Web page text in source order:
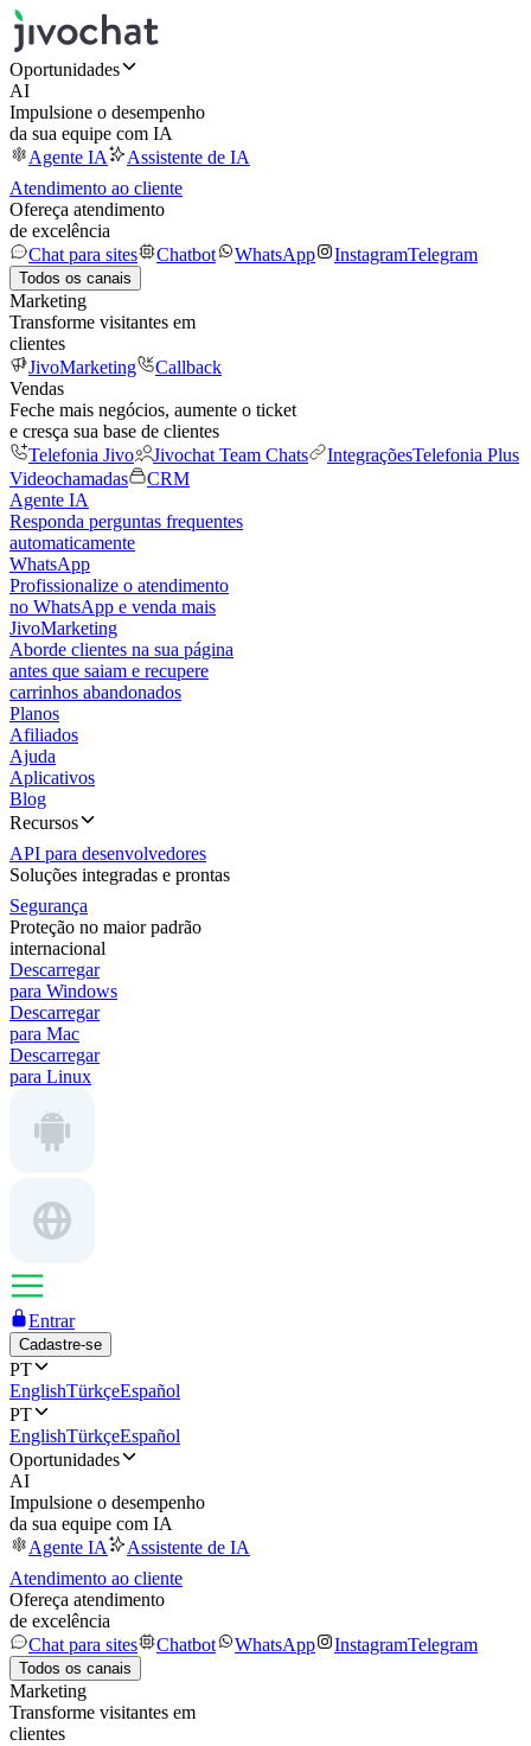
Oportunidades
AI
Impulsione o desempenho
da sua equipe com IA
Agente IA
Assistente de IA
Atendimento ao cliente
Ofereça atendimento
de excelência
Chat para sites
Chatbot WhatsApp InstagramTelegram
Todos os canais
Marketing
Transforme visitantes em
clientes
JivoMarketing
Callback
Vendas
Feche mais negócios, aumente o ticket
e cresça sua base de clientes
Telefonia Jivo
Jivochat Team Chats IntegraçõesTelefonia Plus
Videochamadas
CRM
Agente IA
Responda perguntas frequentes
automaticamente
WhatsApp
Profissionalize o atendimento
no WhatsApp e venda mais
JivoMarketing
Aborde clientes na sua página
antes que saiam e recupere
carrinhos abandonados
Planos
Afiliados
Ajuda
Aplicativos
Blog
Recursos
API para desenvolvedores
Soluções integradas e prontas
Segurança
Proteção no maior padrão
internacional
Descarregar
para Windows
Descarregar
para Mac
Descarregar
para Linux
Entrar
Cadastre-se
PT
EnglishTürkçeEspañol
PT
EnglishTürkçeEspañol
Oportunidades
AI
Impulsione o desempenho
da sua equipe com IA
Agente IA
Assistente de IA
Atendimento ao cliente
Ofereça atendimento
de excelência
Chat para sites
Chatbot WhatsApp InstagramTelegram
Todos os canais
Marketing
Transforme visitantes em
clientes